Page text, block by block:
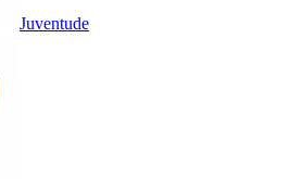
Juventude